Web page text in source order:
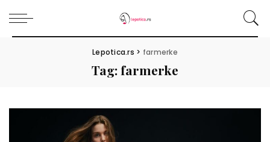
Lepotica.rs > farmerke
Tag:farmerke